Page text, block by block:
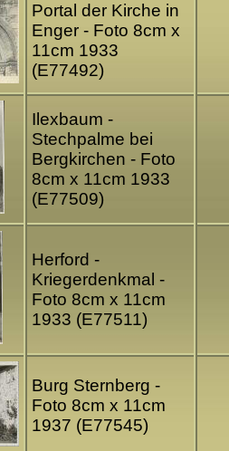
Portal der Kirche in
Enger - Foto 8cm x
11cm 1933
(E77492)
Ilexbaum -
Stechpalme bei
Bergkirchen - Foto
8cm x 11cm 1933
(E77509)
Herford -
Kriegerdenkmal -
Foto 8cm x 11cm
1933 (E77511)
Burg Sternberg -
Foto 8cm x 11cm
1937 (E77545)